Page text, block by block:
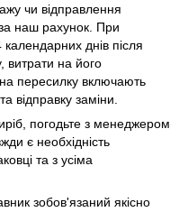
чи відправлення
наш рахунок. При
днів після
витрати на його
пересилку включають
відправку заміни.
погодьте з менеджером
є необхідність
та з усіма
зобов'язаний якісно